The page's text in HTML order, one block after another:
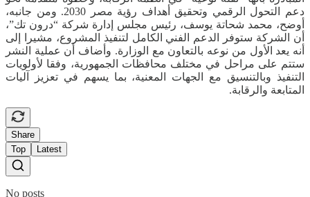
دعم التحول الرقمي وتحقيق أهداف رؤية مصر 2030. ومن جانبه،
أوضح، محمد شحاتة يوسف، رئيس مجلس إدارة شركة “درون تك”،
أن الشركة ستوفر الدعم الفني الكامل لتنفيذ المشروع، مشيرا إلى
أنه يعد الأول من نوعه بالتعاون مع الوزارة. وأضاف أن عملية النشر
ستتم على مراحل في مختلف محافظات الجمهورية، وفقا لأولويات
التنفيذ وبالتنسيق مع الجهات المعنية، بما يسهم في تعزيز آليات
المتابعة والرقابة.
Share
Top
Latest
No posts